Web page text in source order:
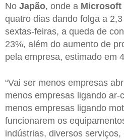
No Japão, onde a Microsoft
quatro dias dando folga a
sextas-feiras, a queda de
23%, além do aumento de
pela empresa, estimado em
“Vai ser menos empresas
menos empresas ligando ar-
menos empresas ligando
funcionarem os
indústrias, diversos serviços,